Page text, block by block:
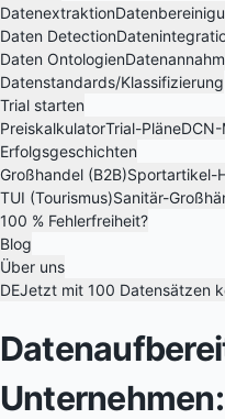
Datenextraktion
Daten Detection
Daten Ontologien
Datenstandards/Klassifizierung
Trial starten
PreiskalkulatorTrial-Pläne
Erfolgsgeschichten
Großhandel (B2B)Sportartikel-
TUI (Tourismus)Sanitär-
100 % Fehlerfreiheit?
Blog
Über uns
DEJetzt mit 100 Datensätzen